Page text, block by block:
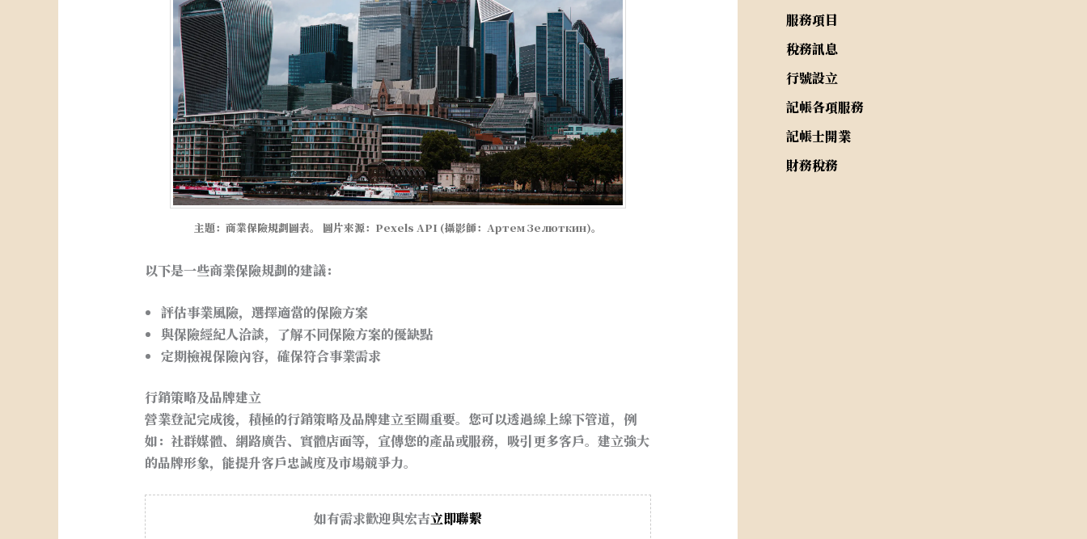
主題：商業保險規劃圖表。 圖片來源：Pexels API (攝影師：Артем Зелюткин)。
以下是一些商業保險規劃的建議：
評估事業風險，選擇適當的保險方案
與保險經紀人洽談，了解不同保險方案的優缺點
定期檢視保險內容，確保符合事業需求
行銷策略及品牌建立
營業登記完成後，積極的行銷策略及品牌建立至關重要。您可以透過線上線下管道，例
如：社群媒體、網路廣告、實體店面等，宣傳您的產品或服務，吸引更多客戶。建立強大
的品牌形象，能提升客戶忠誠度及市場競爭力。
如有需求歡迎與宏吉立即聯繫
服務項目
稅務訊息
行號設立
記帳各項服務
記帳士開業
財務稅務